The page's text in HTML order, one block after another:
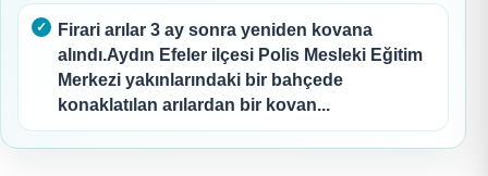
Firari arılar 3 ay sonra yeniden kovana
alındı.Aydın Efeler ilçesi Polis Mesleki Eğitim
Merkezi yakınlarındaki bir bahçede
konaklatılan arılardan bir kovan...